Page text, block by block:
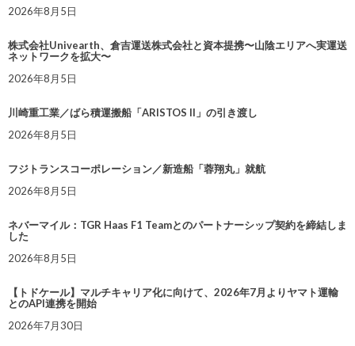
2026年8月5日
株式会社Univearth、倉吉運送株式会社と資本提携〜山陰エリアへ実運送
ネットワークを拡大〜
2026年8月5日
川崎重工業／ばら積運搬船「ARISTOS II」の引き渡し
2026年8月5日
フジトランスコーポレーション／新造船「蓉翔丸」就航
2026年8月5日
ネバーマイル：TGR Haas F1 Teamとのパートナーシップ契約を締結しま
した
2026年8月5日
【トドケール】マルチキャリア化に向けて、2026年7月よりヤマト運輸
とのAPI連携を開始
2026年7月30日